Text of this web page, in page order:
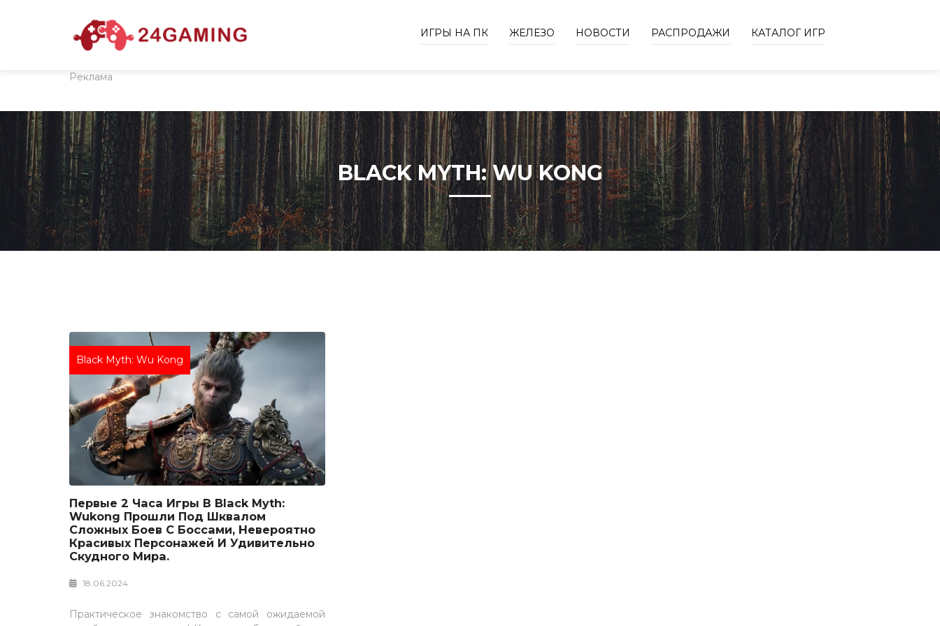
ИГРЫ НА ПК ЖЕЛЕЗО НОВОСТИ РАСПРОДАЖИ КАТАЛОГ ИГР
Реклама
BLACK MYTH: WU KONG
Black Myth: Wu Kong
Первые 2 Часа Игры В Black Myth:
Wukong Прошли Под Шквалом
Сложных Боев С Боссами, Невероятно
Красивых Персонажей И Удивительно
Скудного Мира.
18.06.2024
Практическое знакомство с самой ожидаемой